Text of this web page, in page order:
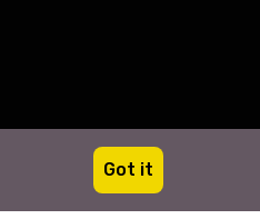
Got it